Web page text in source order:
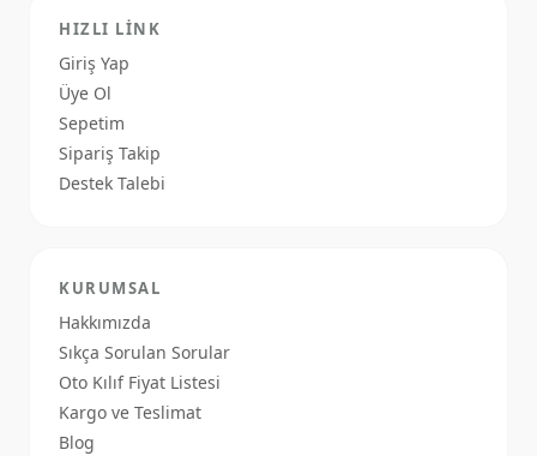
HIZLI LINK
Giriş Yap
Üye Ol
Sepetim
Sipariş Takip
Destek Talebi
KURUMSAL
Hakkımızda
Sıkça Sorulan Sorular
Oto Kılıf Fiyat Listesi
Kargo ve Teslimat
Blog